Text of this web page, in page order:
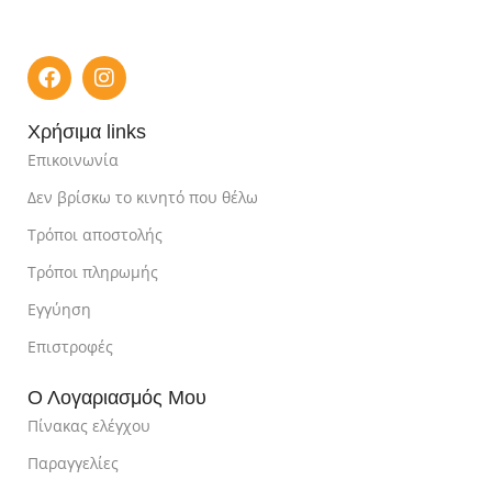
Χρήσιμα links
Επικοινωνία
Δεν βρίσκω το κινητό που θέλω
Τρόποι αποστολής
Τρόποι πληρωμής
Εγγύηση
Επιστροφές
Ο Λογαριασμός Μου
Πίνακας ελέγχου
Παραγγελίες